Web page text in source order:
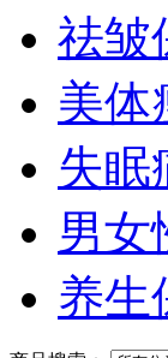
祛皱
美体
失眠
男女
养生